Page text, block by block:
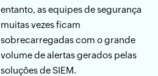
entanto, as equipes de segurança
muitas vezes ficam
sobrecarregadas com o grande
volume de alertas gerados pelas
soluções de SIEM.